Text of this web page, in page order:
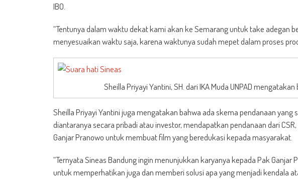
IBO.
“Tentunya dalam waktu dekat kami akan ke Semarang untuk take adegan
menyesuaikan waktu saja, karena waktunya sudah mepet dalam proses
Sheilla Priyayi Yantini, SH. dari IKA Muda UNPAD
Sheilla Priyayi Yantini juga mengatakan bahwa ada skema pendanaan yang
diantaranya secara pribadi atau investor, mendapatkan pendanaan dari
Ganjar Pranowo untuk membuat film yang beredukasi kepada masyarakat.
“Ternyata Sineas Bandung ingin menunjukkan karyanya kepada Pak
untuk memperhatikan juga dan memberi solusi apa yang menjadi kendala